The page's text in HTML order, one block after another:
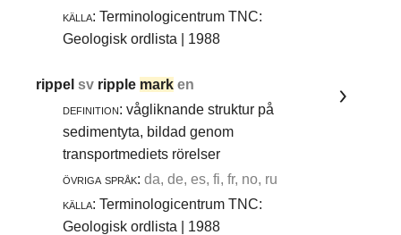
källa: Terminologicentrum TNC:
Geologisk ordlista | 1988
rippelsv ripple mark en
definition: vågliknande struktur på
sedimentyta, bildad genom
transportmediets rörelser
övriga språk: da, de, es, fi, fr, no, ru
källa: Terminologicentrum TNC:
Geologisk ordlista | 1988